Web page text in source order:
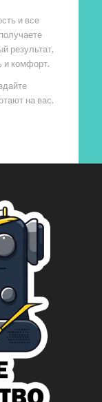
и все
результат,
и комфорт.
на вас.